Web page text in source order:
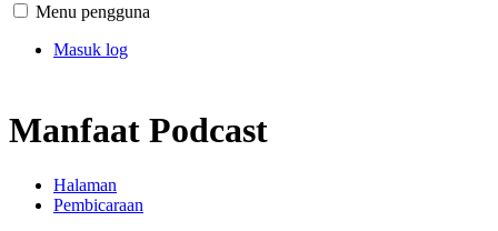
Menu pengguna
Masuk log
Manfaat Podcast
Halaman
Pembicaraan